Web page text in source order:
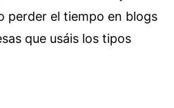
perder el tiempo en blogs
que usáis los tipos